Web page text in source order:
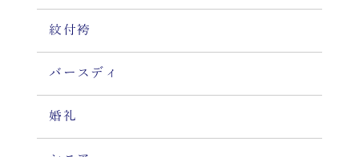
紋付袴
バースディ
婚礼